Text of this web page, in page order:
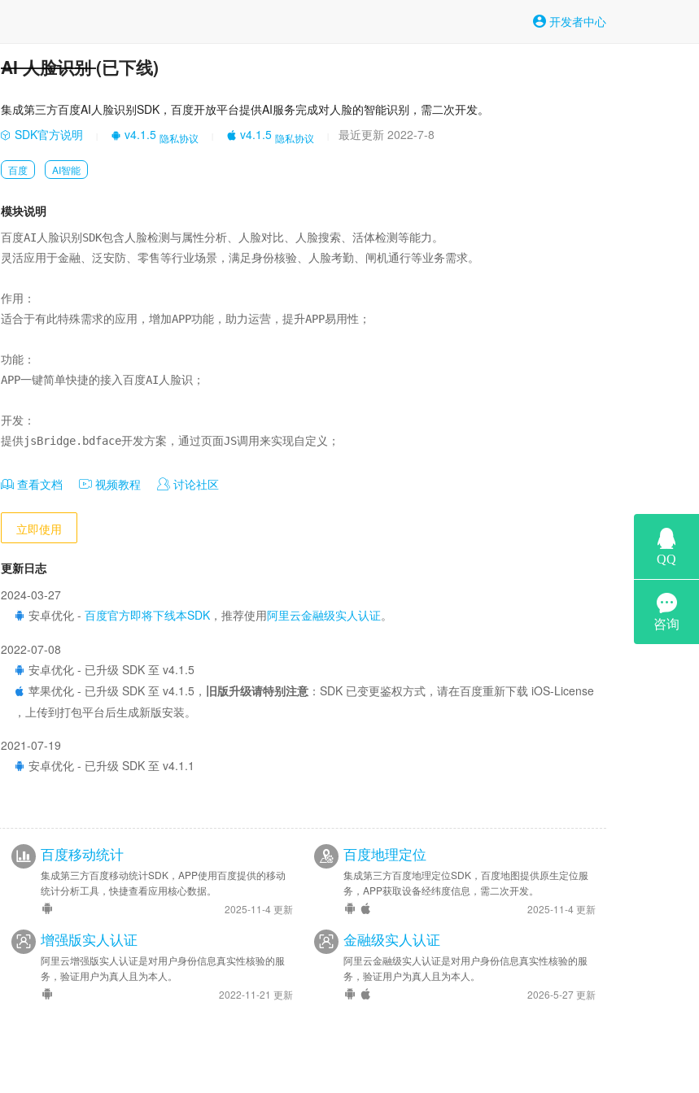
开发者中心
AI 人脸识别(已下线)
集成第三方百度AI人脸识别SDK，百度开放平台提供AI服务完成对人脸的智能识别，需二次开发。
SDK官方说明
v4.1.5 隐私协议 v4.1.5 隐私协议 最近更新 2022-7-8
百度 AI智能
模块说明
百度AI人脸识别SDK包含人脸检测与属性分析、人脸对比、人脸搜索、活体检测等能力。
灵活应用于金融、泛安防、零售等行业场景，满足身份核验、人脸考勤、闸机通行等业务需求。
作用：
适合于有此特殊需求的应用，增加APP功能，助力运营，提升APP易用性；
功能：
APP一键简单快捷的接入百度AI人脸识；
开发：
提供jsBridge.bdface开发方案，通过页面JS调用来实现自定义；
查看文档 视频教程 讨论社区
立即使用
更新日志
2024-03-27
安卓优化 - 百度官方即将下线本SDK ，推荐使用阿里云金融级实人认证。
2022-07-08
安卓优化 - 已升级 SDK 至 v4.1.5
苹果优化 - 已升级 SDK 至 v4.1.5， 旧版升级请特别注意 ：SDK 已变更鉴权方式，请在百度重新下载 iOS-License
，上传到打包平台后生成新版安装。
2021-07-19
安卓优化 - 已升级 SDK 至 v4.1.1
苹果优化 - 已升级 SDK 至 v3.3.0
百度移动统计
集成第三方百度移动统计SDK，APP使用百度提供的移动
统计分析工具，快捷查看应用核心数据。
2025-11-4 更新
百度地理定位
集成第三方百度地理定位SDK，百度地图提供原生定位服
务，APP获取设备经纬度信息，需二次开发。
2025-11-4 更新
增强版实人认证
阿里云增强版实人认证是对用户身份信息真实性核验的服
务，验证用户为真人且为本人。
2022-11-21 更新
金融级实人认证
阿里云金融级实人认证是对用户身份信息真实性核验的服
务，验证用户为真人且为本人。
2026-5-27 更新